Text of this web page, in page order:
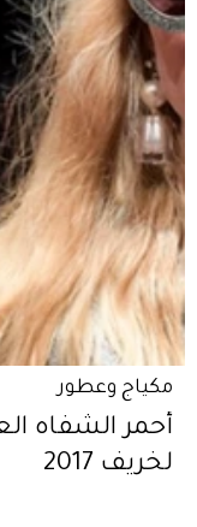
مكياج وعطور
أحمر الشفاه
لخريف 2017